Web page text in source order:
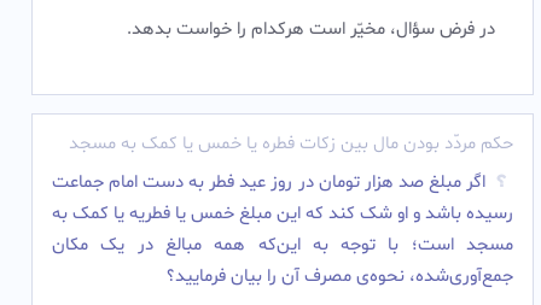
در فرض سؤال، مخیّر است هرکدام را خواست بدهد.
حکم مردّد بودن مال بین زکات فطره یا خمس یا کمک به مسجد
اگر مبلغ صد هزار تومان در روز عید فطر به دست امام جماعت
رسیده باشد و او شک کند که این مبلغ خمس یا فطریه یا کمک به
مسجد است؛ با توجه به این‌که همه مبالغ در یک مکان
جمع‌آوری‌شده، نحوه‌ی مصرف آن را بیان فرمایید؟